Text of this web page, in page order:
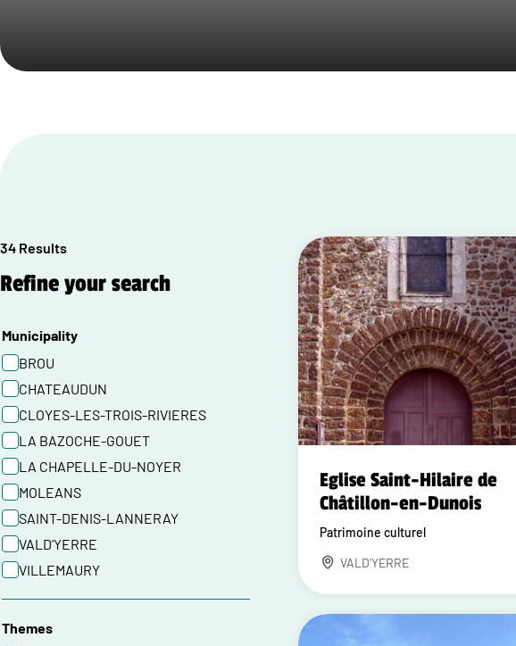
34 Results
Refine your search
Municipality
BROU
CHATEAUDUN
CLOYES-LES-TROIS-RIVIERES
LA BAZOCHE-GOUET
LA CHAPELLE-DU-NOYER
MOLEANS
SAINT-DENIS-LANNERAY
VALD'YERRE
VILLEMAURY
Themes
Eglise Saint-Hilaire de
Châtillon-en-Dunois
Patrimoine culturel
VALD'YERRE